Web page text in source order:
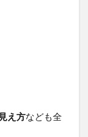
え方なども全